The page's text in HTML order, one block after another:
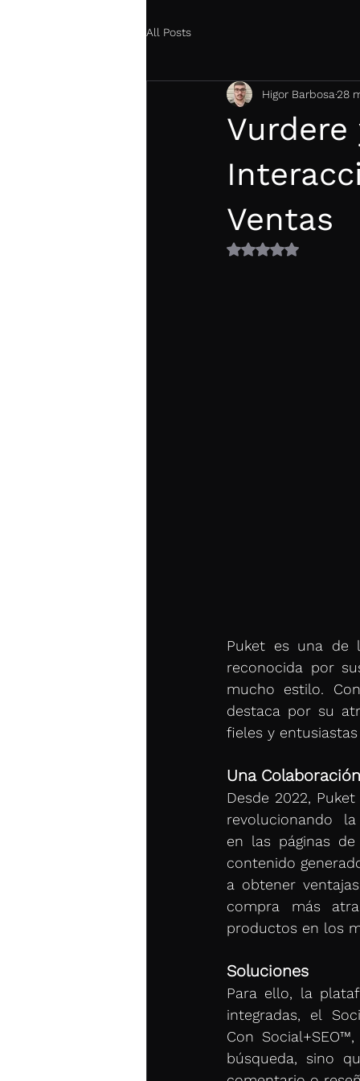
All Posts
Ventas
Higor Barbosa28
Obtuvo NaN de 5
Puket es una de
reconocida por
mucho estilo.
destaca por su
fieles y
Una
Desde 2022,
revolucionando
en las páginas
contenido
a obtener
compra más
productos en los
Soluciones
Para ello, la
integradas, el
Con
búsqueda, sino